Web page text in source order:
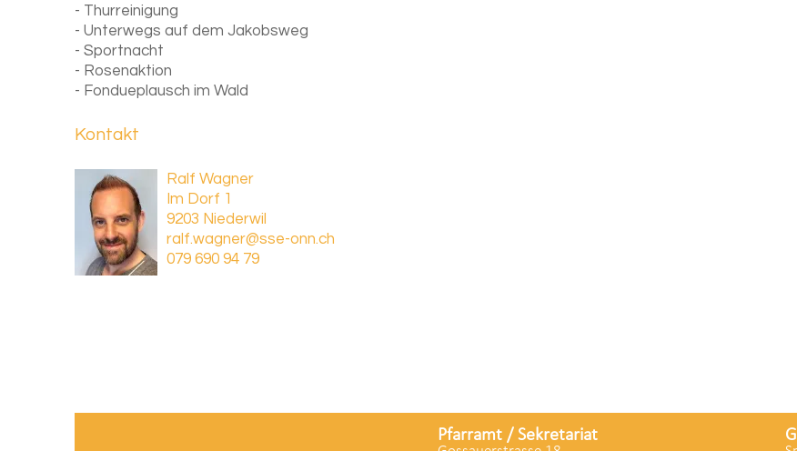
- Thurreinigung
- Unterwegs auf dem Jakobsweg
- Sportnacht
- Rosenaktion
- Fondueplausch im Wald
Kontakt
Ralf Wagner
Im Dorf 1
9203 Niederwil
ralf.wagner@sse-onn.ch
079 690 94 79
Pfarramt / Sekretariat